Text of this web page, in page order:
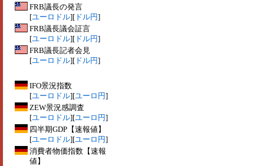
FRB議長の発言
[ユーロドル][ ドル円]
FRB議長議会証言
[ユーロドル][ ドル円]
FRB議長記者会見
[ユーロドル][ ドル円]
IFO景況指数
[ユーロドル][ユーロ円]
ZEW景況感調査
[ユーロドル][ユーロ円]
四半期GDP【速報値】
[ユーロドル][ユーロ円]
消費者物価指数【速報
値】